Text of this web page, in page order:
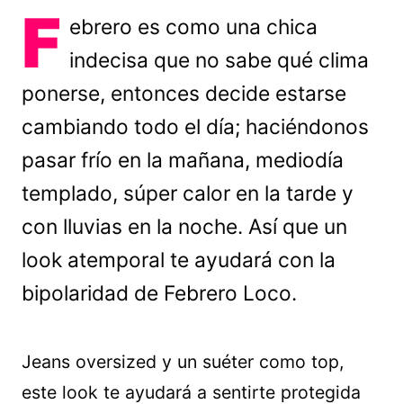
F ebrero es como una chica
indecisa que no sabe qué clima
ponerse, entonces decide estarse
cambiando todo el día; haciéndonos
pasar frío en la mañana, mediodía
templado, súper calor en la tarde y
con lluvias en la noche. Así que un
look atemporal te ayudará con la
bipolaridad de Febrero Loco.
Jeans oversized y un suéter como top,
este look te ayudará a sentirte protegida